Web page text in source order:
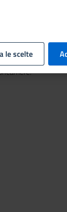
apertura della
commercio che
le scelte